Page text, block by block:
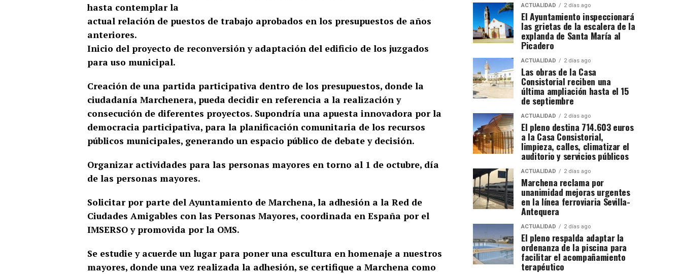
hasta contemplar la
actual relación de puestos de trabajo aprobados en los presupuestos de años
anteriores.
Inicio del proyecto de reconversión y adaptación del edificio de los juzgados
para uso municipal.
Creación de una partida participativa dentro de los presupuestos, donde la
ciudadanía Marchenera, pueda decidir en referencia a la realización y
consecución de diferentes proyectos. Supondría una apuesta innovadora porla
democracia participativa, para la planificación comunitaria de los recursos
públicos municipales, generando un espacio público de debate y decisión.
Organizar actividades para las personas mayores en torno al 1 de octubre, día
de las personas mayores.
Solicitar por parte del Ayuntamiento de Marchena, la adhesión a la Red de
Ciudades Amigables con las Personas Mayores, coordinada en España por el
IMSERSO y promovida por la OMS.
Se estudie y acuerde un lugar para poner una escultura en homenaje a nuestros
mayores, donde una vez realizada la adhesión, se certifique a Marchena como
ACTUALIDAD 2 días ago
El Ayuntamiento inspeccionará
las grietas de la escalera de la
explanda de Santa María al
Picadero
ACTUALIDAD 2 días ago
Las obras de la Casa
Consistorial reciben una
última ampliación hasta el 15
de septiembre
ACTUALIDAD 2 días ago
El pleno destina 714.603 euros
a la Casa Consistorial,
limpieza, calles, climatizar el
auditorio y servicios públicos
ACTUALIDAD 2 días ago
Marchena reclama por
unanimidad mejoras urgentes
en la línea ferroviaria Sevilla-
Antequera
ACTUALIDAD 2 días ago
El pleno respalda adaptar la
ordenanza de la piscina para
facilitar el acompañamiento
terapéutico